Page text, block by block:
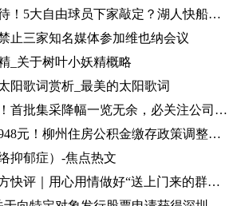
【全球新要闻】期待！5大自由球员下家敲定？湖人快船或签全明星后卫
止三家知名媒体参加维也纳会议
_关于树叶小妖精概略
阳歌词赏析_最美的太阳歌词
中成药大洗牌在即！首批集采降幅一览无余，必关注公司火线全揭秘，投资风险哪里藏？
当前快看：上限23948元！柳州住房公积金缴存政策调整，7月起执行
抑郁症）-焦点热文
环球微资讯！政前方快评｜用心用情做好“送上门来的群众工作”